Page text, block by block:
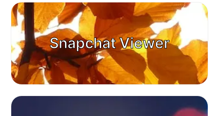
Snapchat Viewer